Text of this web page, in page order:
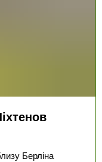
Берліна